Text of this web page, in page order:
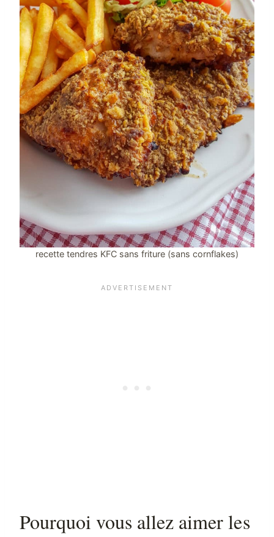
recette tendres KFC sans friture (sans cornflakes)
Pourquoi vous allez aimer les